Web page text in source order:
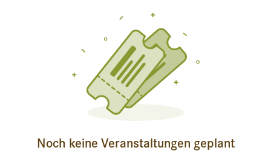
Noch keine Veranstaltungen geplant